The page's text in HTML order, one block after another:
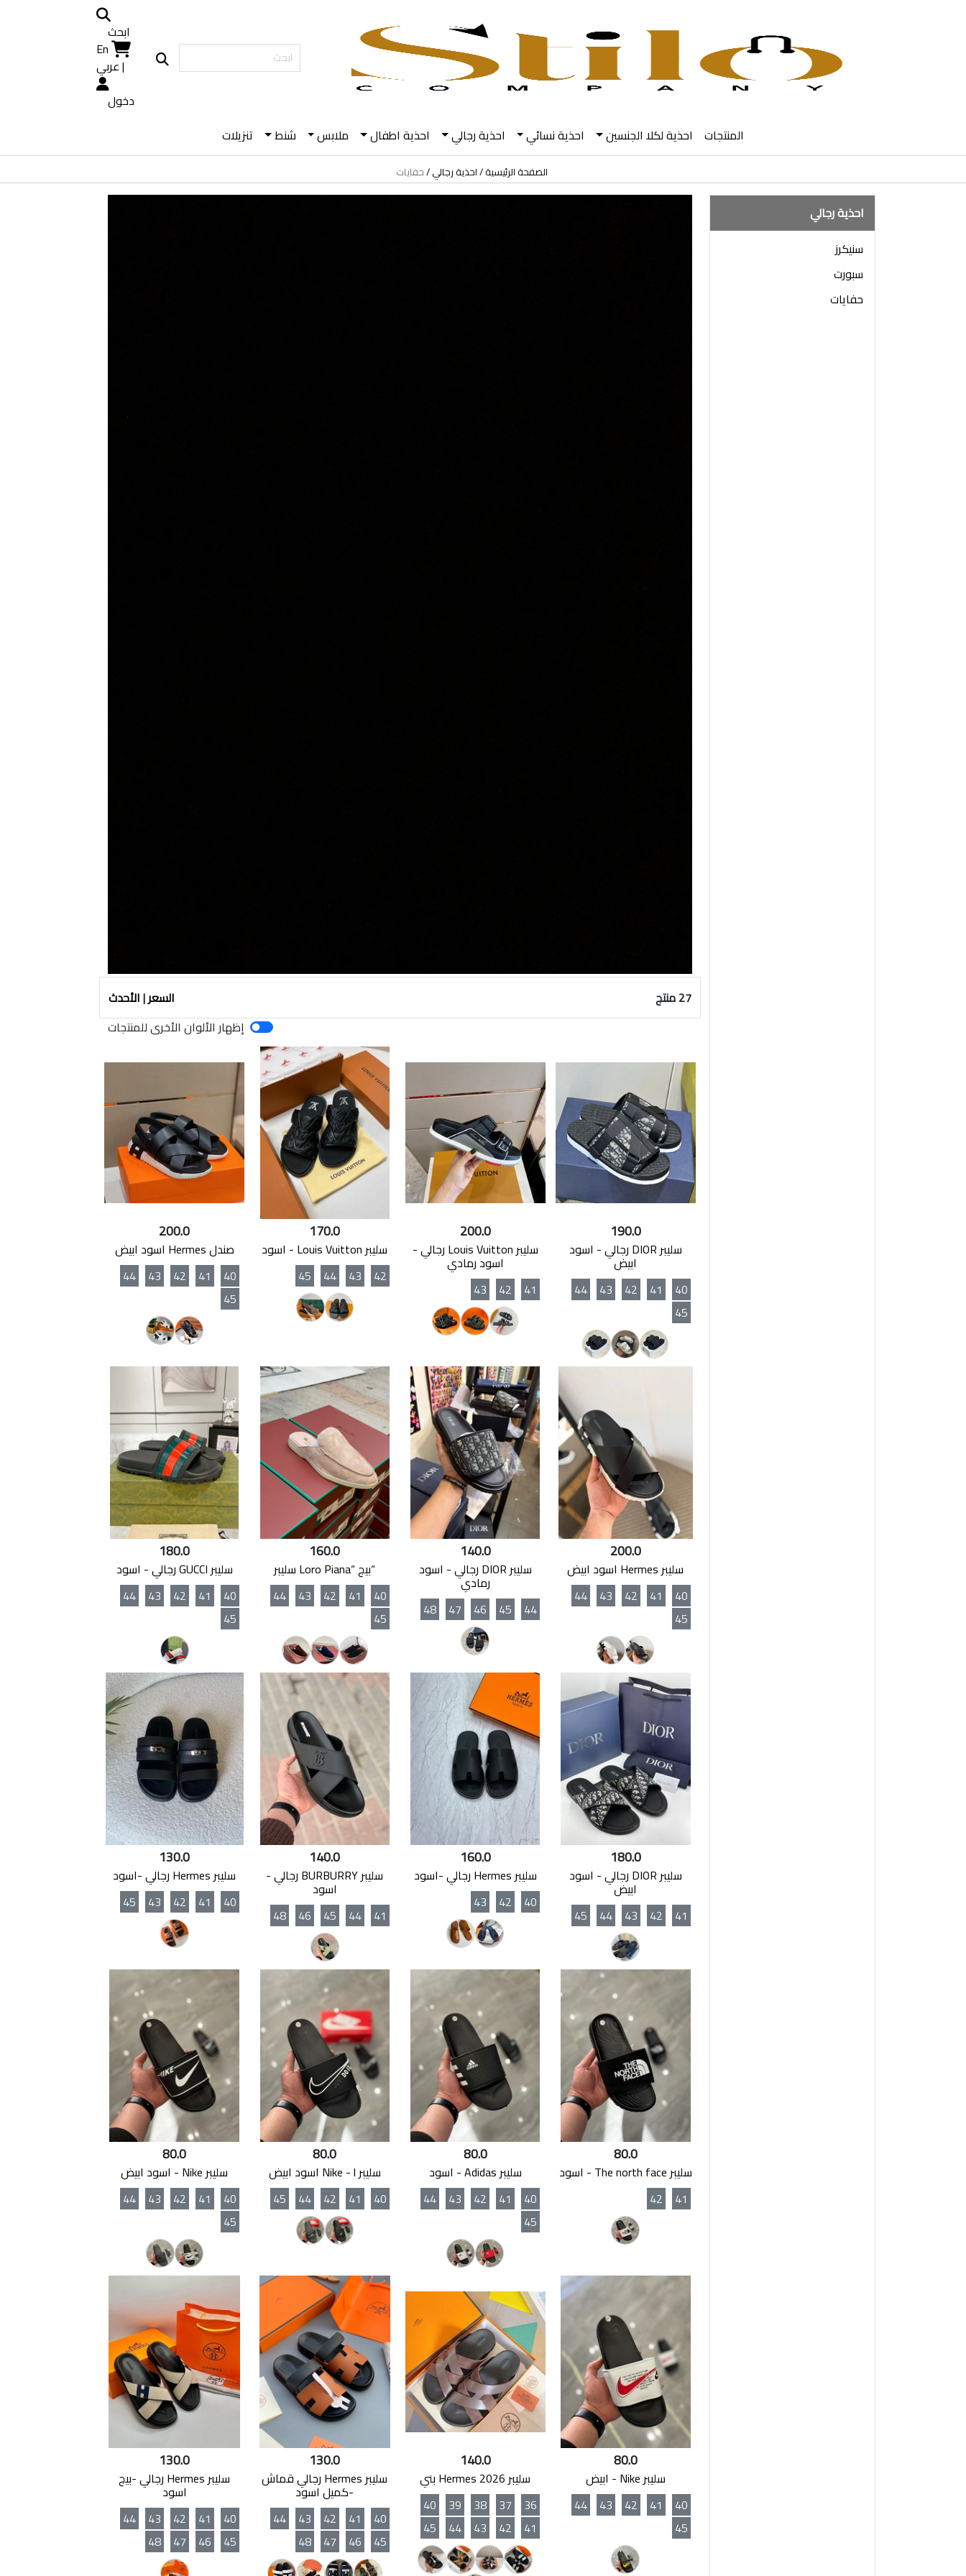
ابحث
En
|عربي
دخول
المنتجات
احذية لكلا الجنسين احذية نسائي احذية رجالي احذية اطفال ملابس شنط تنزيلات
الصفحة الرئيسية احذية رجالي حفايات
احذية رجالي
سنيكرز
سبورت
حفايات
27 منتج السعر|الأحدث
إظهار الألوان الأخرى للمنتجات
190.0
سليبر DIOR رجالي - اسود
ابيض
40
41
42
43
44
45
200.0
سليبر Louis Vuitton رجالي -
اسود رمادي
41
42
43
170.0
سليبر Louis Vuitton - اسود
42
43
44
45
200.0
صندل Hermes اسود ابيض
40
41
42
43
44
45
200.0
سليبر Hermes اسود ابيض
40
41
42
43
44
45
140.0
سليبر DIOR رجالي - اسود
رمادي
44
45
46
47
48
160.0
“بيج “Loro Piana سليبر
40
41
42
43
44
45
180.0
سليبر GUCCI رجالي - اسود
40
41
42
43
44
45
180.0
سليبر DIOR رجالي - اسود
ابيض
41
42
43
44
45
160.0
سليبر Hermes رجالي -اسود
40
42
43
140.0
سليبر BURBURRY رجالي -
اسود
41
44
45
46
48
130.0
سليبر Hermes رجالي -اسود
40
41
42
43
45
80.0
سليبر The north face - اسود
41
42
80.0
سليبر Adidas - اسود
40
41
42
43
44
45
80.0
سليبر Nike - l اسود ابيض
40
41
42
44
45
80.0
سليبر Nike - اسود ابيض
40
41
42
43
44
45
80.0
سليبر Nike - ابيض
40
41
42
43
44
45
140.0
سليبر Hermes 2026 بني
36
37
38
39
40
41
42
43
44
45
130.0
سليبر Hermes رجالي قماش
-كميل اسود
40
41
42
43
44
45
46
47
48
130.0
سليبر Hermes رجالي -بيج
اسود
40
41
42
43
44
45
46
47
48